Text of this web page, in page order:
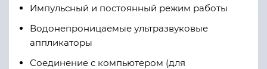
Импульсный и постоянный режим работы
Водонепроницаемые ультразвуковые
аппликаторы
Соединение с компьютером (для